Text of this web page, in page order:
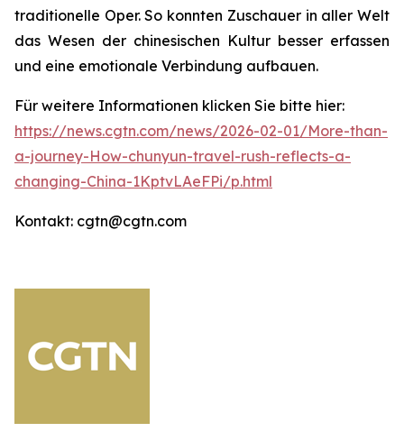
traditionelle Oper. So konnten Zuschauer in aller Welt
das Wesen der chinesischen Kultur besser erfassen
und eine emotionale Verbindung aufbauen.
Für weitere Informationen klicken Sie bitte hier:
https://news.cgtn.com/news/2026-02-01/More-than-
a-journey-How-chunyun-travel-rush-reflects-a-
changing-China-1KptvLAeFPi/p.html
Kontakt: cgtn@cgtn.com